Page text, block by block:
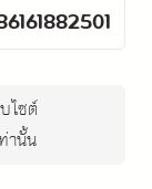
ไซต์
านั้น